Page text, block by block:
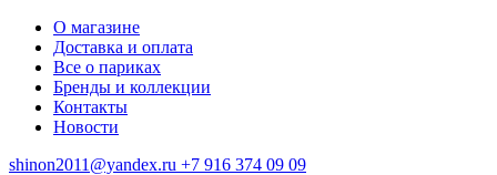
О магазине
Доставка и оплата
Все о париках
Бренды и коллекции
Контакты
Новости
shinon2011@yandex.ru +7 916 374 09 09